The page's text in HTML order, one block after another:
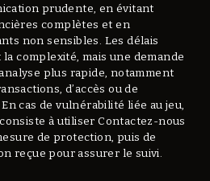
prudente, en évitant
complètes et en
non sensibles. Les délais
complexité, mais une demande
plus rapide, notamment
d’accès ou de
cas de vulnérabilité liée au jeu,
à utiliser Contactez-nous
de protection, puis de
reçue pour assurer le suivi.